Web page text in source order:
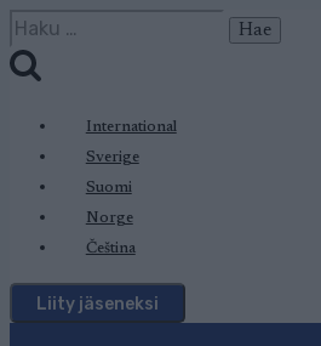
Siirry
sisältöön
Haku:
International
Sverige
Suomi
Norge
Čeština
Liity jäseneksi